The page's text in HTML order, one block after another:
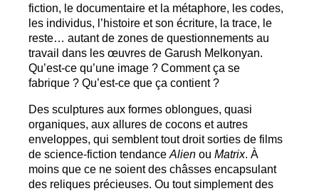
fiction, le documentaire et la métaphore, les codes,
les individus, l’histoire et son écriture, la trace, le
reste… autant de zones de questionnements au
travail dans les œuvres de Garush Melkonyan.
Qu’est-ce qu’une image ? Comment ça se
fabrique ? Qu’est-ce que ça contient ?
Des sculptures aux formes oblongues, quasi
organiques, aux allures de cocons et autres
enveloppes, qui semblent tout droit sorties de films
de science-fiction tendance Alien ou Matrix. À
moins que ce ne soient des châsses encapsulant
des reliques précieuses. Ou tout simplement des